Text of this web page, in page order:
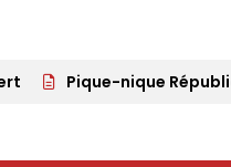
Pique-nique